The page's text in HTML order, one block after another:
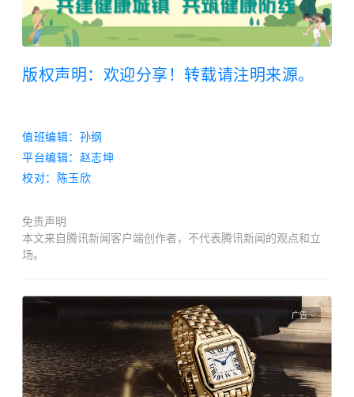
版权声明：欢迎分享！转载请注明来源。
值班编辑： 孙纲
平台编辑： 赵志坤
校对：陈玉欣
免责声明
本文来自腾讯新闻客户端创作者，不代表腾讯新闻的观点和立
场。
广告